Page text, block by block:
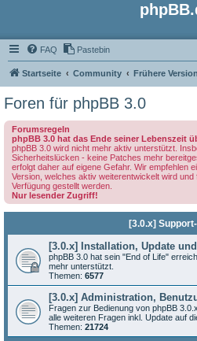
FAQ Pastebin
Startseite Community Frühere
Foren für phpBB 3.0
Forumsregeln
phpBB 3.0 hat das Ende seiner Lebenszeit
phpBB 3.0 wird nicht mehr aktiv unterstützt.
Sicherheitslücken - keine Patches mehr
erfolgt daher auf eigene Gefahr. Wir empfehlen
Version, welches aktiv weiterentwickelt wird
Verfügung gestellt werden.
Nur lesender Zugriff!
[3.0.x]
[3.0.x] Installation, Update
phpBB 3.0 hat sein "End of Life"
mehr unterstützt.
Themen: 6577
[3.0.x] Administration,
Fragen zur Bedienung von phpBB
alle weiteren Fragen inkl. Update auf
Themen: 21724